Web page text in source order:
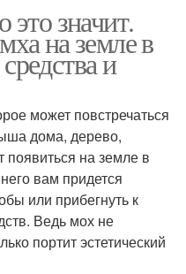
это значит.
на земле в
и
может повстречаться
дома, дерево,
на земле в
вам придется
или прибегнуть к
Ведь мох не
портит эстетический